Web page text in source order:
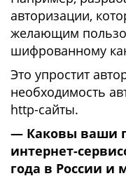
авторизации,
желающим
шифрованному
Это упростит
необходимость
http-сайты.
— Каковы ваши
интернет-
года в России и